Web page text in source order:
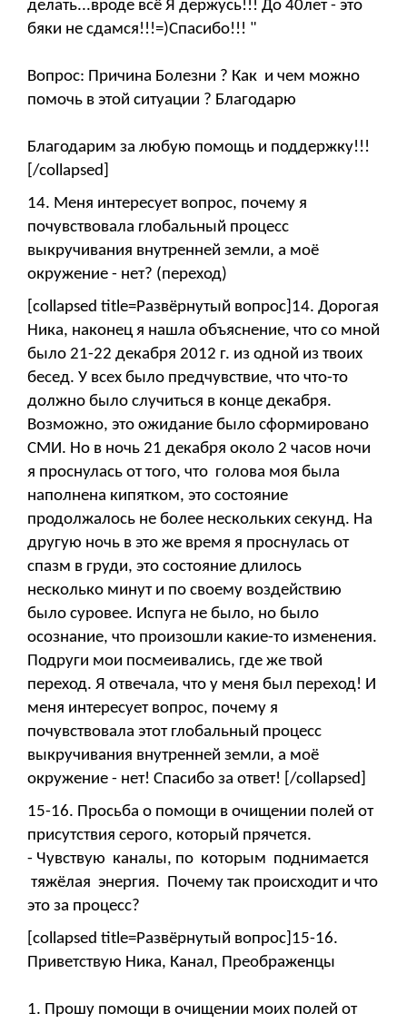
делать...вроде всё Я держусь!!! До 40лет - это
бяки не сдамся!!!=)Спасибо!!! "
Вопрос: Причина Болезни ? Как и чем можно
помочь в этой ситуации ? Благодарю
Благодарим за любую помощь и поддержку!!!
[/collapsed]
14. Меня интересует вопрос, почему я
почувствовала глобальный процесс
выкручивания внутренней земли, а моё
окружение - нет? (переход)
[collapsed title=Развёрнутый вопрос]14. Дорогая
Ника, наконец я нашла объяснение, что со мной
было 21-22 декабря 2012 г. из одной из твоих
бесед. У всех было предчувствие, что что-то
должно было случиться в конце декабря.
Возможно, это ожидание было сформировано
СМИ. Но в ночь 21 декабря около 2 часов ночи
я проснулась от того, что голова моя была
наполнена кипятком, это состояние
продолжалось не более нескольких секунд. На
другую ночь в это же время я проснулась от
спазм в груди, это состояние длилось
несколько минут и по своему воздействию
было суровее. Испуга не было, но было
осознание, что произошли какие-то изменения.
Подруги мои посмеивались, где же твой
переход. Я отвечала, что у меня был переход! И
меня интересует вопрос, почему я
почувствовала этот глобальный процесс
выкручивания внутренней земли, а моё
окружение - нет! Спасибо за ответ! [/collapsed]
15-16. Просьба о помощи в очищении полей от
присутствия серого, который прячется.
- Чувствую каналы, по которым поднимается
тяжёлая энергия. Почему так происходит и что
это за процесс?
[collapsed title=Развёрнутый вопрос]15-16.
Приветствую Ника, Канал, Преображенцы
1. Прошу помощи в очищении моих полей от